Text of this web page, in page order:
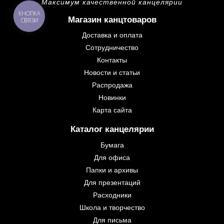
Магазин канцтоваров
Доставка и оплата
Сотрудничество
Контакты
Новости и статьи
Распродажа
Новинки
Карта сайта
Каталог канцелярии
Бумага
Для офиса
Папки и архивы
Для презентаций
Расходники
Школа и творчество
Для письма